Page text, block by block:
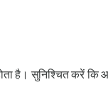
है। सुनिश्चित करें